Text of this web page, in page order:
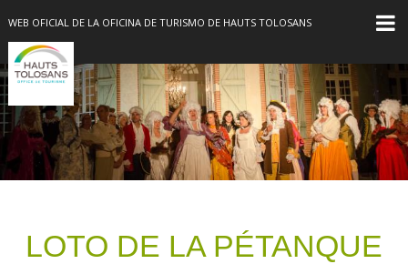
WEB OFICIAL DE LA OFICINA DE TURISMO DE HAUTS TOLOSANS
LOTO DE LA PÉTANQUE